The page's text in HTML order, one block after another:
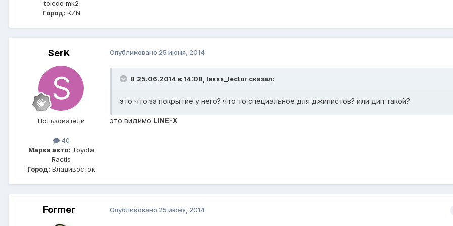
toledo mk2
Город: KZN
SerK
Пользователи
40
Марка авто: Toyota
Ractis
Город: Владивосток
Опубликовано 25 июня, 2014
В 25.06.2014 в 14:08, lexxx_lector сказал:
это что за покрытие у него? что то специальное для джипистов? или дип такой?
это видимо LINE-X
Former Опубликовано 25 июня, 2014